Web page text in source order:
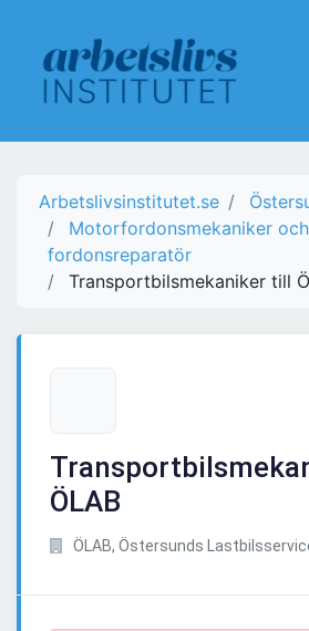
Arbetslivsinstitutet.se
Motorfordonsmekaniker och
fordonsreparatör
Transportbilsmekaniker till
ÖLAB
ÖLAB, Östersunds